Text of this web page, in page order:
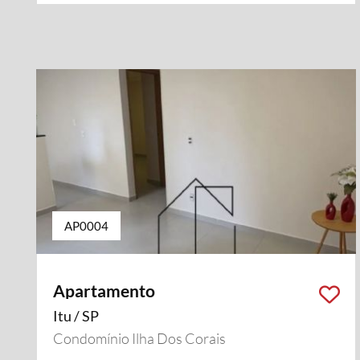
AP0004
Apartamento
Itu / SP
Condomínio Ilha Dos Corais